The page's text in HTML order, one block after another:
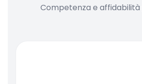
Competenza e